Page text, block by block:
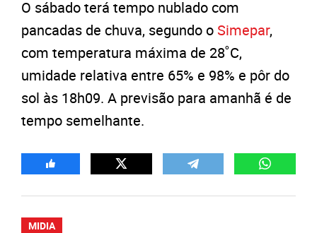
O sábado terá tempo nublado com
pancadas de chuva, segundo oSimepar,
com temperatura máxima de 28˚C,
umidade relativa entre 65% e 98% e pôr do
sol às 18h09. A previsão para amanhã é de
tempo semelhante.
MIDIA